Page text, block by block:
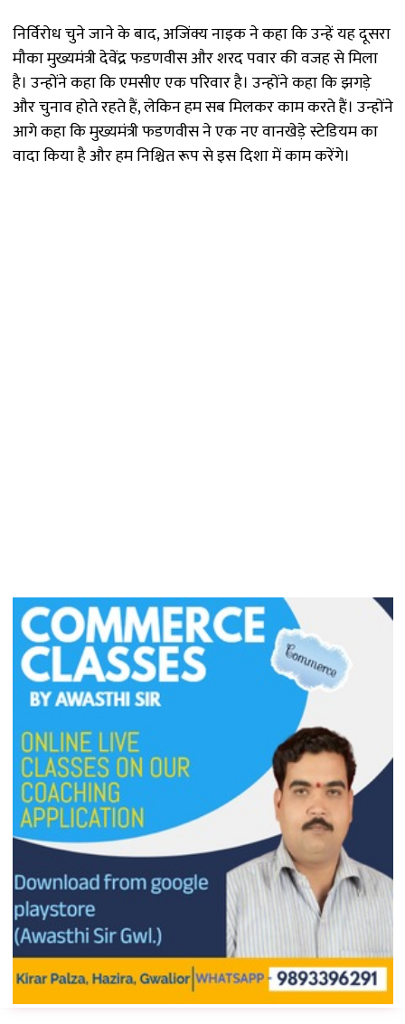
निर्विरोध चुने जाने के बाद, अजिंक्य नाइक ने कहा कि उन्हें यह दूसरा
मौका मुख्यमंत्री देवेंद्र फडणवीस और शरद पवार की वजह से मिला
है। उन्होंने कहा कि एमसीए एक परिवार है। उन्होंने कहा कि झगड़े
और चुनाव होते रहते हैं, लेकिन हम सब मिलकर काम करते हैं। उन्होंने
आगे कहा कि मुख्यमंत्री फडणवीस ने एक नए वानखेड़े स्टेडियम का
वादा किया है और हम निश्चित रूप से इस दिशा में काम करेंगे।